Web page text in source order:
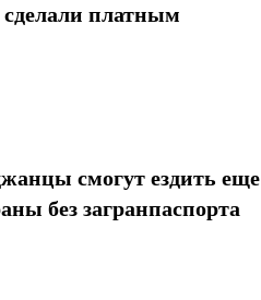
сделали платным
смогут ездить еще
без загранпаспорта